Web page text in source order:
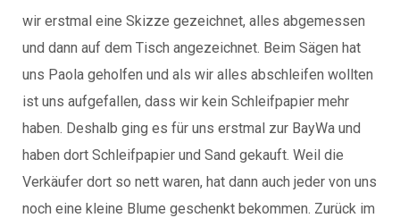
wir erstmal eine Skizze gezeichnet, alles abgemessen
und dann auf dem Tisch angezeichnet. Beim Sägen hat
uns Paola geholfen und als wir alles abschleifen wollten
ist uns aufgefallen, dass wir kein Schleifpapier mehr
haben. Deshalb ging es für uns erstmal zur BayWa und
haben dort Schleifpapier und Sand gekauft. Weil die
Verkäufer dort so nett waren, hat dann auch jeder von uns
noch eine kleine Blume geschenkt bekommen. Zurück im